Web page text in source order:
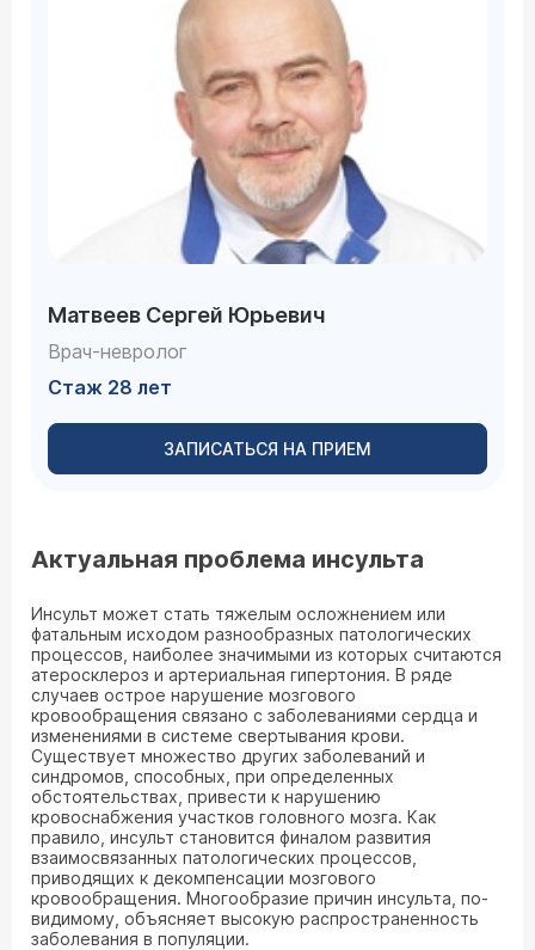
Матвеев Сергей Юрьевич
Врач-невролог
Стаж 28 лет
ЗАПИСАТЬСЯ НА ПРИЕМ
Актуальная проблема инсульта
Инсульт может стать тяжелым осложнением или
фатальным исходом разнообразных патологических
процессов, наиболее значимыми из которых считаются
атеросклероз и артериальная гипертония. В ряде
случаев острое нарушение мозгового
кровообращения связано с заболеваниями сердца и
изменениями в системе свертывания крови.
Существует множество других заболеваний и
синдромов, способных, при определенных
обстоятельствах, привести к нарушению
кровоснабжения участков головного мозга. Как
правило, инсульт становится финалом развития
взаимосвязанных патологических процессов,
приводящих к декомпенсации мозгового
кровообращения. Многообразие причин инсульта, по-
видимому, объясняет высокую распространенность
заболевания в популяции.